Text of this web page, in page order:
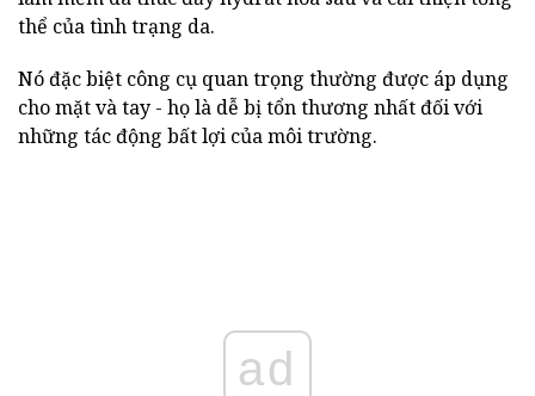
thể của tình trạng da.
Nó đặc biệt công cụ quan trọng thường được áp dụng
cho mặt và tay - họ là dễ bị tổn thương nhất đối với
những tác động bất lợi của môi trường.
ad